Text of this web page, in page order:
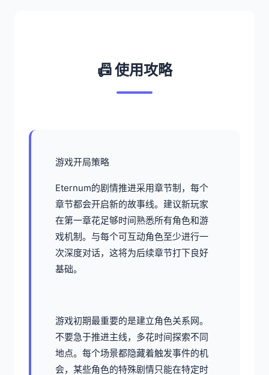
📠 使用攻略
游戏开局策略
Eternum的剧情推进采用章节制，每个
章节都会开启新的故事线。建议新玩家
在第一章花足够时间熟悉所有角色和游
戏机制。与每个可互动角色至少进行一
次深度对话，这将为后续章节打下良好
基础。
游戏初期最重要的是建立角色关系网。
不要急于推进主线，多花时间探索不同
地点。每个场景都隐藏着触发事件的机
会，某些角色的特殊剧情只能在特定时